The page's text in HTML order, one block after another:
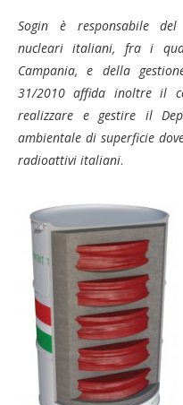
Sogin è responsabile
nucleari italiani, fra i
Campania, e della
31/2010 affida inoltre il
realizzare e gestire il
ambientale di superficie
radioattivi italiani.